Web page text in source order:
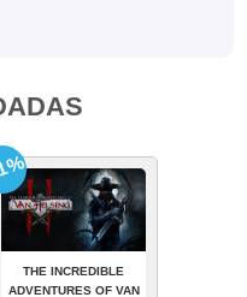
THE INCREDIBLE
ADVENTURES OF VAN